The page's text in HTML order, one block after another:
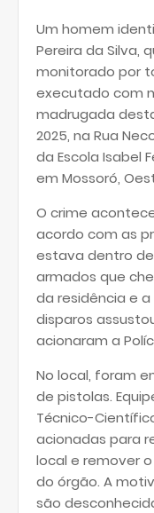
Um homem
Pereira da Silva,
monitorado por
executado com
madrugada
2025, na Rua
da Escola Isabel
em Mossoró,
O crime
acordo com as
estava dentro
armados que
da residência e
disparos
acionaram a
No local, foram
de pistolas.
Técnico-
acionadas para
local e remover
do órgão. A
são